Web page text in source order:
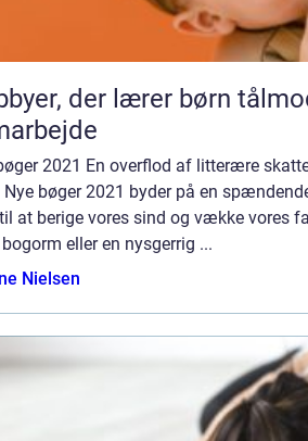
der lærer børn
2021 En overflod af litterære
bøger 2021 byder på en
at berige vores sind og vække vores
eller en nysgerrig ...
Nielsen